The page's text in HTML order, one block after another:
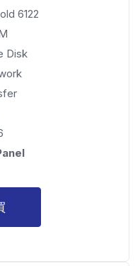
6122
Disk